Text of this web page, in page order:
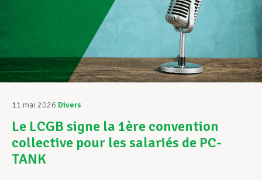
Structures syndicales
Assistance au Travail
Vos droits
11 mai 2026 Divers
Le LCGB signe la 1ère convention
collective pour les salariés de PC-
TANK